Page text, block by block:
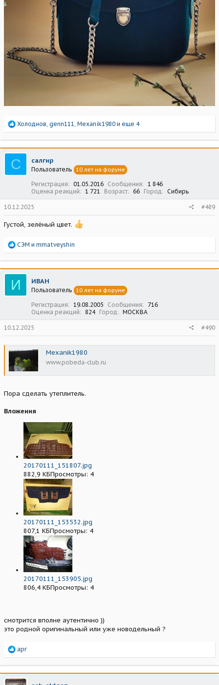
Р
а
к
ц
и
и
Холоднов, genn111, Mexanik1980 и еще 4
С салгир
Пользователь 10 лет на форуме
Регистрация 01.05.2016 Сообщения
1 846
Оценка реакций
1 721 Возраст 66 Город Сибирь
10.12.2025 #489
Густой, зелёный цвет.
Р
а
к
ц
и
и
СЭМ и mmatveyshin
И ИВАН
Пользователь 10 лет на форуме
Регистрация 19.08.2005 Сообщения
716
Оценка реакций
824 Город МОСКВА
10.12.2025 #490
Mexanik1980
www.pobeda-club.ru
Пора сделать утеплитель.
Вложения
20170111_151807.jpg
882,9 КБПросмотры: 4
20170111_153532.jpg
807,1 КБПросмотры: 4
20170111_153905.jpg
806,4 КБПросмотры: 4
смотрится вполне аутентично ))
это родной оригинальный или уже новодельный ?
Р
а
к
ц
арг